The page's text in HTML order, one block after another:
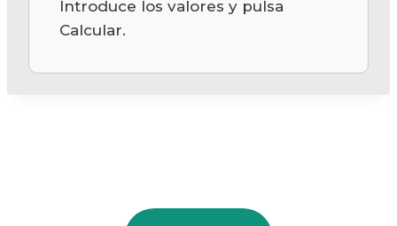
Introduce los valores y pulsa
Calcular.